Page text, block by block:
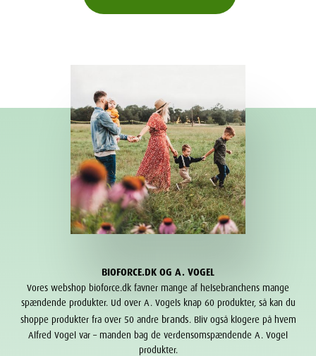
BIOFORCE.DK OG A. VOGEL
Vores webshop bioforce.dk favner mange af helsebranchens mange
spændende produkter. Ud over A. Vogels knap 60 produkter, så kan du
shoppe produkter fra over 50 andre brands . Bliv også klogere på hvem
Alfred Vogel var – manden bag de verdensomspændende A. Vogel
produkter.